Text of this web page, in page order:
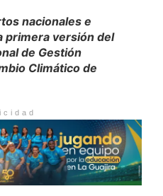
nacionales e
primera versión del
de Gestión
Climático de